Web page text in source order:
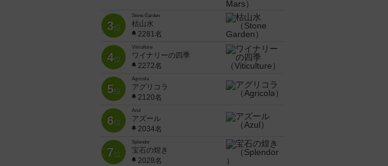
3位
Stone Garden
枯山水
2281名
4位
Viticulture
ワイナリーの四季
2272名
5位
Agricola
アグリコラ
2120名
6位
Azul
アズール
2034名
7位
Splendor
宝石の煌き
2028名